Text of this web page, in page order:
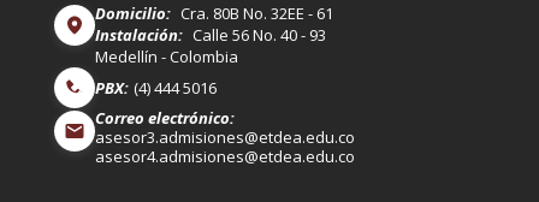
Domicilio: Cra. 80B No. 32EE - 61
Instalación: Calle 56 No. 40 - 93
Medellín - Colombia
PBX: (4) 444 5016
Correo electrónico:
asesor3.admisiones@etdea.edu.co
asesor4.admisiones@etdea.edu.co